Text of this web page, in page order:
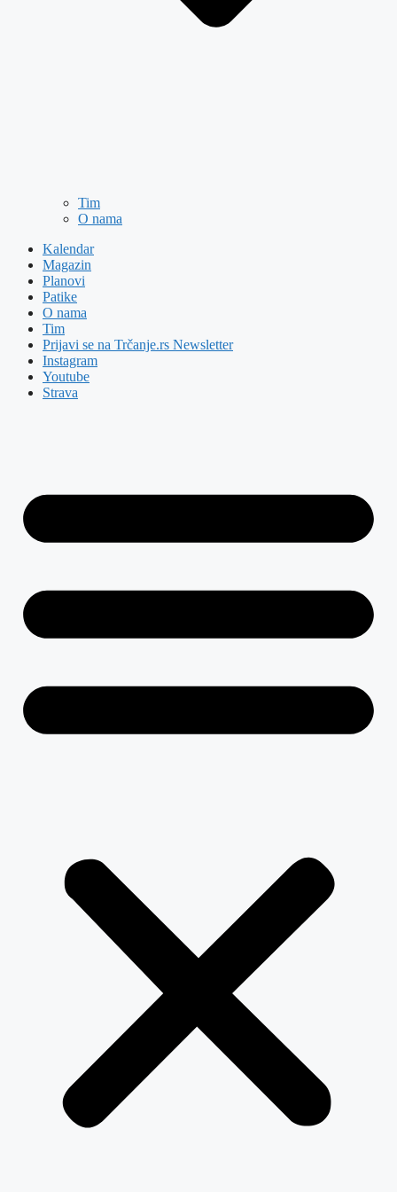
Tim
O nama
Kalendar
Magazin
Planovi
Patike
O nama
Tim
Prijavi se na Trčanje.rs Newsletter
Instagram
Youtube
Strava